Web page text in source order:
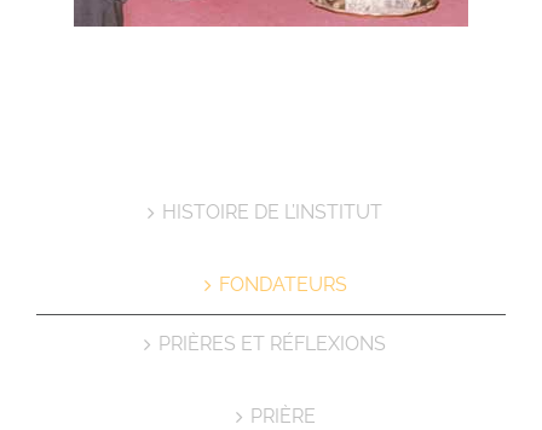
HISTOIRE DE L’INSTITUT
FONDATEURS
PRIÈRES ET RÉFLEXIONS
PRIÈRE